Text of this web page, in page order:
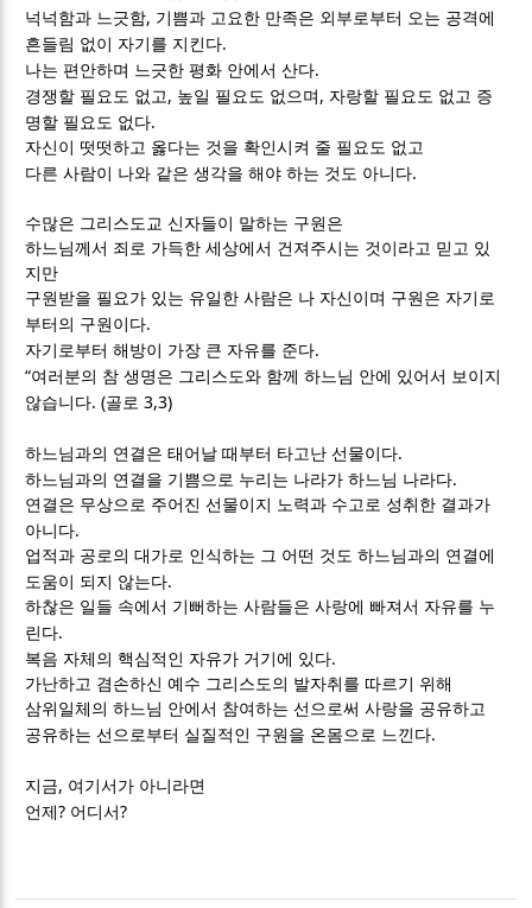
넉넉함과 느긋함, 기쁨과 고요한 만족은 외부로부터 오는 공격에
흔들림 없이 자기를 지킨다.
나는 편안하며 느긋한 평화 안에서 산다.
경쟁할 필요도 없고 , 높일 필요도 없으며 , 자랑할 필요도 없고 증
명할 필요도 없다.
자신이 떳떳하고 옳다는 것을 확인시켜 줄 필요도 없고
다른 사람이 나와 같은 생각을 해야 하는 것도 아니다.
수많은 그리스도교 신자들이 말하는 구원은
하느님께서 죄로 가득한 세상에서 건져주시는 것이라고 믿고 있
지만
구원받을 필요가 있는 유일한 사람은 나 자신이며 구원은 자기로
부터의 구원이다.
자기로부터 해방이 가장 큰 자유를 준다.
“여러분의 참 생명은 그리스도와 함께 하느님 안에 있어서 보이지
않습니다. (골로3,3)
하느님과의 연결은 태어날 때부터 타고난 선물이다.
하느님과의 연결을 기쁨으로 누리는 나라가 하느님 나라다.
연결은 무상으로 주어진 선물이지 노력과 수고로 성취한 결과가
아니다.
업적과 공로의 대가로 인식하는 그 어떤 것도 하느님과의 연결에
도움이 되지 않는다.
하찮은 일들 속에서 기뻐하는 사람들은 사랑에 빠져서 자유를 누
린다.
복음 자체의 핵심적인 자유가 거기에 있다.
가난하고 겸손하신 예수 그리스도의 발자취를 따르기 위해
삼위일체의 하느님 안에서 참여하는 선으로써 사랑을 공유하고
공유하는 선으로부터 실질적인 구원을 온몸으로 느낀다.
지금, 여기서가 아니라면
언제? 어디서?